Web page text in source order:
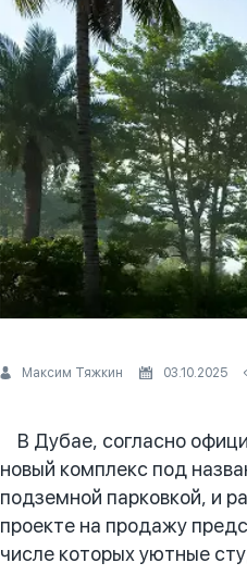
Максим Тяжкин 03.10.2025
В Дубае, согласно
новый комплекс под
подземной парковкой, и
проекте на продажу
числе которых уютные